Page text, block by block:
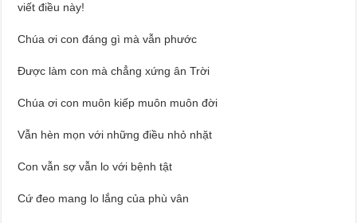
viết điều này!
Chúa ơi con đáng gì mà vẫn phước
Được làm con mà chẳng xứng ân Trời
Chúa ơi con muôn kiếp muôn muôn đời
Vẫn hèn mọn với những điều nhỏ nhặt
Con vẫn sợ vẫn lo với bệnh tật
Cứ đeo mang lo lắng của phù vân